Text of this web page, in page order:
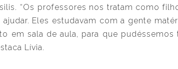
“Os professores nos tratam como
Eles estudavam com a gente
em sala de aula, para que
Lívia.